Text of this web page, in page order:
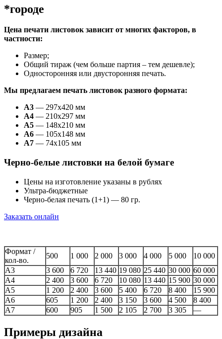
*городе
Цена печати листовок зависит от многих факторов, в
частности:
Размер;
Общий тираж (чем больше партия – тем дешевле);
Односторонняя или двусторонняя печать.
Мы предлагаем печать листовок разного формата:
А3 — 297х420 мм
А4 — 210х297 мм
А5 — 148х210 мм
А6 — 105х148 мм
А7 — 74х105 мм
Черно-белые листовки на белой бумаге
Цены на изготовление указаны в рублях
Ультра-бюджетные
Черно-белая печать (1+1) — 80 гр.
Заказать онлайн
Формат /
кол-во.
500 1 000 2 000 3 000 4 000 5 000
10 000
А3
3 600 6 720 13 440 19 080 25 440 30 000 60 000
А4
2 400 3 600 6 720 10 080 13 440 15 900 30 000
А5
1 200 2 400 3 600 5 400 6 720 8 400
15 900
А6
605 1 200 2 400 3 150 3 600 4 500
8 400
А7
600 905 1 500 2 105 2 700 3 305 —
Примеры дизайна